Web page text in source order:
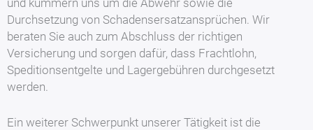
Durchsetzung von Schadensersatzansprüchen. Wir
beraten Sie auch zum Abschluss der richtigen
Versicherung und sorgen dafür, dass Frachtlohn,
Speditionsentgelte und Lagergebühren durchgesetzt
werden.
Ein weiterer Schwerpunkt unserer Tätigkeit ist die